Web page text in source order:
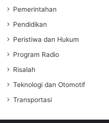
Pemerintahan
Pendidikan
Peristiwa dan Hukum
Program Radio
Risalah
Teknologi dan Otomotif
Transportasi